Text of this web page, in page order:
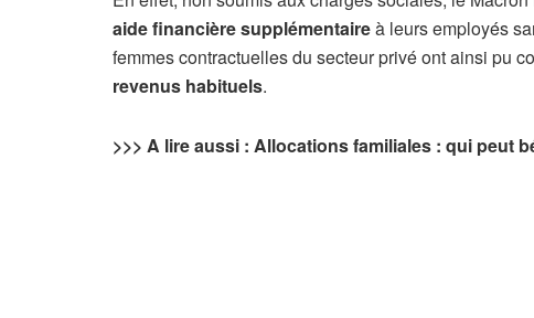
aide financière supplémentaireà leurs employés
femmes contractuelles du secteur privé ont ainsi pu
revenus habituels.
>>> A lire aussi : Allocations familiales : qui peut